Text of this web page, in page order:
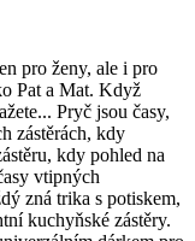
pro ženy, ale i pro
Pat a Mat. Když
Pryč jsou časy,
zástěrách, kdy
kdy pohled na
vtipných
zná trika s potiskem,
kuchyňské zástěry.